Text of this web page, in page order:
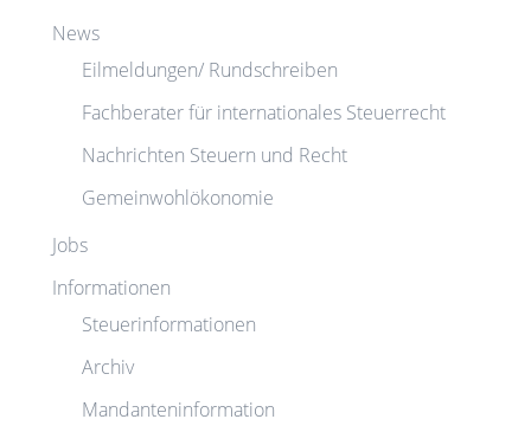
News
Eilmeldungen/ Rundschreiben
Fachberater für internationales Steuerrecht
Nachrichten Steuern und Recht
Gemeinwohlökonomie
Jobs
Informationen
Steuerinformationen
Archiv
Mandanteninformation